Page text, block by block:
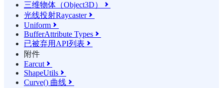
三维物体（Object3D） 
光线投射Raycaster
Uniform 
BufferAttribute Types 
已被弃用API列表 
附件
Earcut 
ShapeUtils 
Curve() 曲线 